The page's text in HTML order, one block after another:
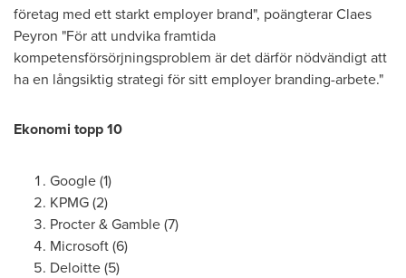
företag med ett starkt employer brand", poängterar Claes
Peyron "För att undvika framtida
kompetensförsörjningsproblem är det därför nödvändigt att
ha en långsiktig strategi för sitt employer branding-arbete."
Ekonomi topp 10
Google (1)
KPMG (2)
Procter & Gamble (7)
Microsoft (6)
Deloitte (5)